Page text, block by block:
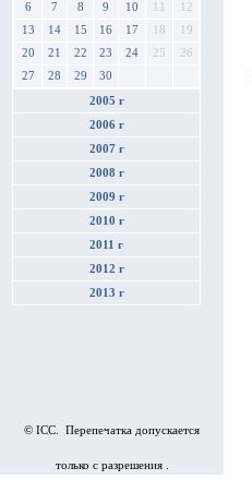
6
7 8 9 10 11
12
13
14 15 16 17 18
19
20
21 22 23 24 25
26
27
28 29 30
2005 г
2006 г
2007 г
2008 г
2009 г
2010 г
2011 г
2012 г
2013 г
© ICC. Перепечатка допускается
только с разрешения .